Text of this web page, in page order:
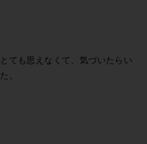
ても思えなくて、気づいたらい
。